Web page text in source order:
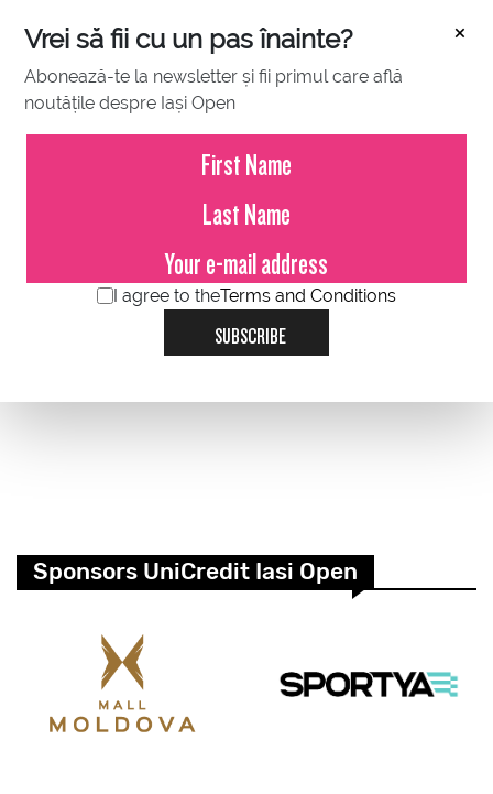
×
Vrei să fii cu un pas înainte?
Abonează-te la newsletter și fii primul care află
noutățile despre Iași Open
I agree to theTerms and Conditions
SUBSCRIBE
VOLUNTEERS
MEDIA CREDENTIALS
Sponsors UniCredit Iasi Open